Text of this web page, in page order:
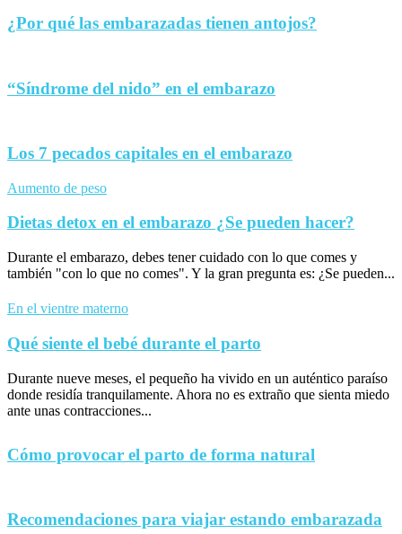
¿Por qué las embarazadas tienen antojos?
“Síndrome del nido” en el embarazo
Los 7 pecados capitales en el embarazo
Aumento de peso
Dietas detox en el embarazo ¿Se pueden hacer?
Durante el embarazo, debes tener cuidado con lo que comes y
también "con lo que no comes". Y la gran pregunta es: ¿Se pueden...
En el vientre materno
Qué siente el bebé durante el parto
Durante nueve meses, el pequeño ha vivido en un auténtico paraíso
donde residía tranquilamente. Ahora no es extraño que sienta miedo
ante unas contracciones...
Cómo provocar el parto de forma natural
Recomendaciones para viajar estando embarazada